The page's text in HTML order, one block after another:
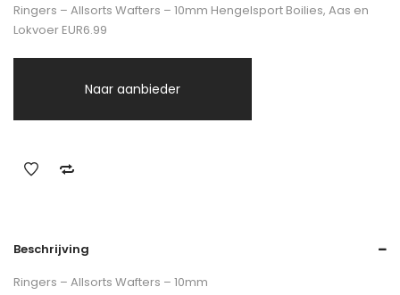
Ringers – Allsorts Wafters – 10mm Hengelsport Boilies, Aas en
Lokvoer EUR6.99
Naar aanbieder
Beschrijving
Ringers – Allsorts Wafters – 10mm